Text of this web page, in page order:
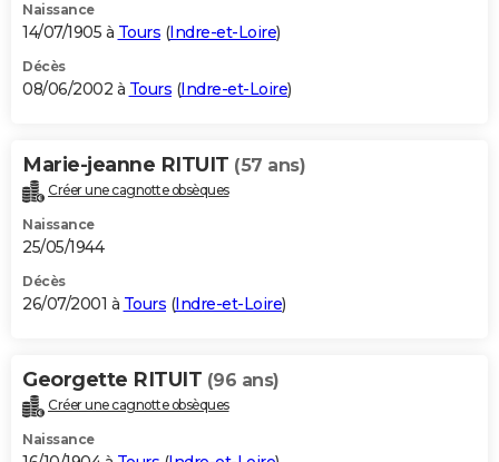
Naissance
14/07/1905 à Tours (Indre-et-Loire)
Décès
08/06/2002 à Tours (Indre-et-Loire)
Marie-jeanne RITUIT (57 ans)
Créer une cagnotte obsèques
Naissance
25/05/1944
Décès
26/07/2001 à Tours (Indre-et-Loire)
Georgette RITUIT (96 ans)
Créer une cagnotte obsèques
Naissance